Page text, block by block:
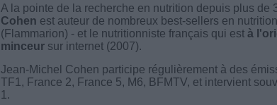
A la pointe de la recherche en nutrition depuis plus de
Cohen est auteur de nombreux best-sellers en
(Flammarion) - et le nutritionniste français qui est à
minceursur internet (2007).
Jean-Michel Cohen participe régulièrement à des
TF1, France 2, France 5, M6, BFMTV, et intervient
1.